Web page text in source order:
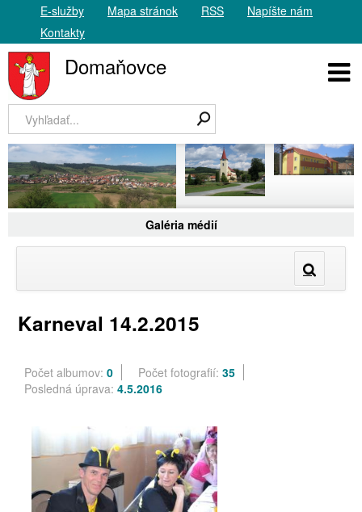
E-služby Mapa stránok RSS
Napíšte nám
Kontakty
Domaňovce
Galéria médií
Karneval 14.2.2015
Počet albumov: 0 Počet fotografií: 35
Posledná úprava: 4.5.2016